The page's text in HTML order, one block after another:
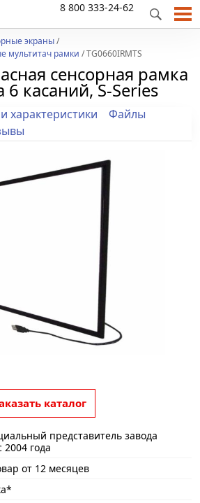
8 800 333-24-62
экраны/
мультитач рамки / TG0660IRMTS
сенсорная рамка
6 касаний, S-Series
характеристики
Файлы
каталог
представитель завода
2004 года
от 12 месяцев